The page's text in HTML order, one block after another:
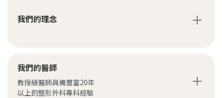
我們的理念
我們的醫師
教授級醫師具備豐富20年
以上的整形外科專科經驗